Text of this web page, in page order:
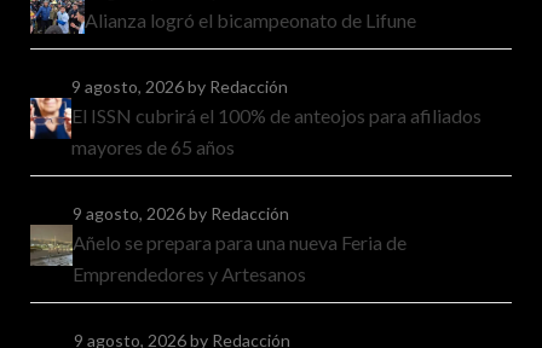
Alianza logró el bicampeonato de Lifune
9 agosto, 2026by Redacción
El ISSN cubrirá el 100% de anteojos para afiliados
mayores de 65 años
9 agosto, 2026by Redacción
Añelo se prepara para una nueva Feria de
Emprendedores y Artesanos
9 agosto, 2026by Redacción